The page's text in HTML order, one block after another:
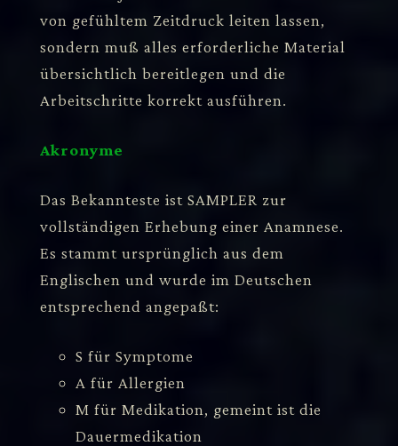
von gefühltem Zeitdruck leiten lassen,
sondern muß alles erforderliche Material
übersichtlich bereitlegen und die
Arbeitschritte korrekt ausführen.
Akronyme
Das Bekannteste ist SAMPLER zur
vollständigen Erhebung einer Anamnese.
Es stammt ursprünglich aus dem
Englischen und wurde im Deutschen
entsprechend angepaßt:
S für Symptome
A für Allergien
M für Medikation, gemeint ist die
Dauermedikation